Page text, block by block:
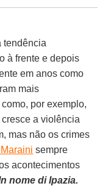
tendência
à frente e depois
em anos como
mais
por exemplo,
a violência
mas não os crimes
sempre
acontecimentos
nome di Ipazia.